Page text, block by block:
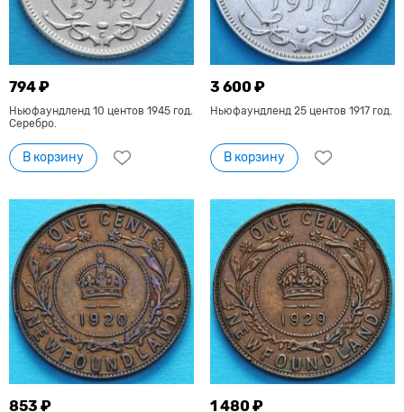
794 ₽
Ньюфаундленд 10 центов 1945 год.
Серебро.
В корзину
3 600 ₽
Ньюфаундленд 25 центов 1917 год.
В корзину
853 ₽ 1 480 ₽